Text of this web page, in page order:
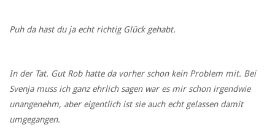
Puh da hast du ja echt richtig Glück gehabt.
In der Tat. Gut Rob hatte da vorher schon kein Problem mit. Bei
Svenja muss ich ganz ehrlich sagen war es mir schon irgendwie
unangenehm, aber eigentlich ist sie auch echt gelassen damit
umgegangen.